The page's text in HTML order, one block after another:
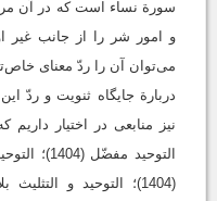
سورة نساء است که در آن
و امور شر را از جانب غیر
می‌توان آن را ردّ معنای